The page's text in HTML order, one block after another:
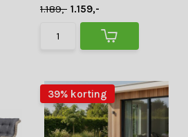
1.189,- 1.159,-
39% korting